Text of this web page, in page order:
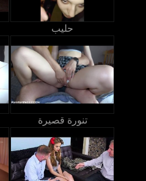
حليب
تنورة قصيرة